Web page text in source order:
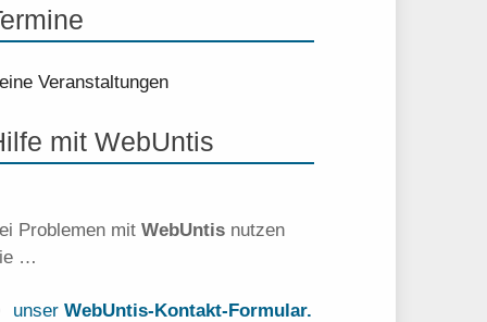
Veranstaltungen
mit WebUntis
Problemen mitWebUntis nutzen
…
unserWebUntis-Kontakt-Formular.